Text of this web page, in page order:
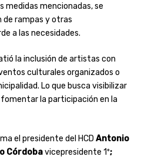
medidas mencionadas, se
rampas y otras
a las necesidades.
la inclusión de artistas con
culturales organizados o
Lo que busca visibilizar
la participación en la
el presidente del HCD Antonio
Córdobavicepresidente 1º;